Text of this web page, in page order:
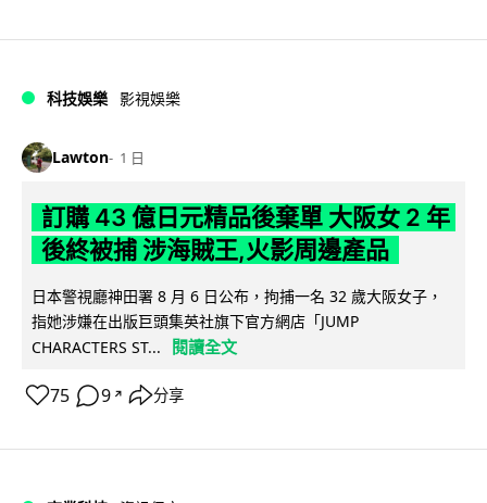
科技娛樂 影視娛樂
Lawton 1 日
訂購 43 億日元精品後棄單 大阪女 2 年
後終被捕 涉海賊王,火影周邊產品
日本警視廳神田署 8 月 6 日公布，拘捕一名 32 歲大阪女子，
指她涉嫌在出版巨頭集英社旗下官方網店「JUMP
CHARACTERS ST...
閱讀全文
75 9 ↗ 分享